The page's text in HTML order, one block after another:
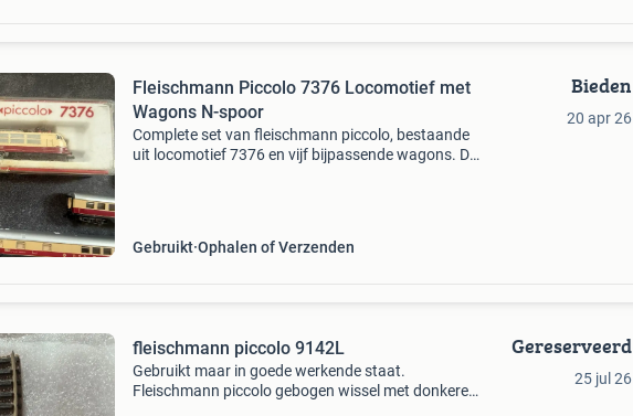
Fleischmann Piccolo 7376 Locomotief met
Wagons N-spoor
Complete set van fleischmann piccolo, bestaande
uit locomotief 7376 en vijf bijpassende wagons. De
Gebruikt Ophalen of Verzenden
Bieden
20 apr 26
fleischmann piccolo 9142L
Gebruikt maar in goede werkende staat.
Fleischmann piccolo gebogen wissel met donkere
Gereserveerd
25 jul 26